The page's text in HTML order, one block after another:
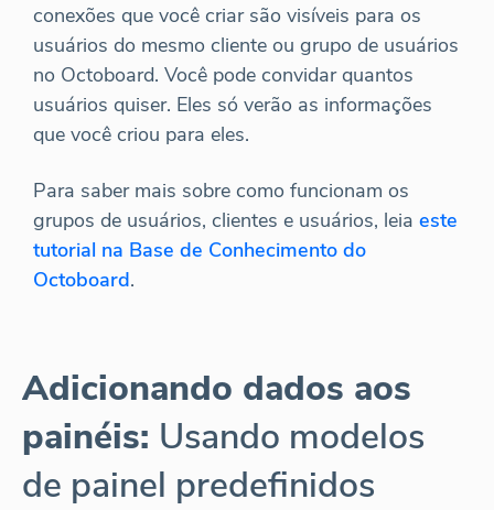
conexões que você criar são visíveis para os
usuários do mesmo cliente ou grupo de usuários
no Octoboard. Você pode convidar quantos
usuários quiser. Eles só verão as informações
que você criou para eles.
Para saber mais sobre como funcionam os
grupos de usuários, clientes e usuários, leia este
tutorial na Base de Conhecimento do
Octoboard.
Adicionando dados aos
painéis: Usando modelos
de painel predefinidos